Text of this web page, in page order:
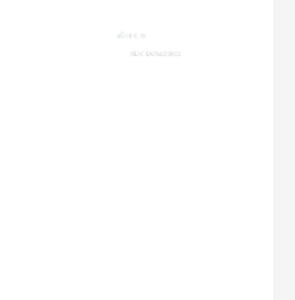
XLIV. Donaciones